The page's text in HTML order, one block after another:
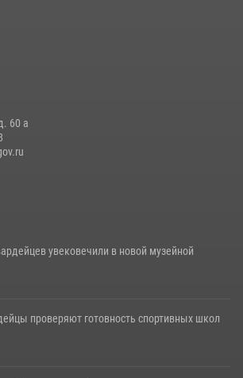
урок безопасности для воспитанников
патриотического клуба
60 а
увековечили в новой музейной
проверяют готовность спортивных школ